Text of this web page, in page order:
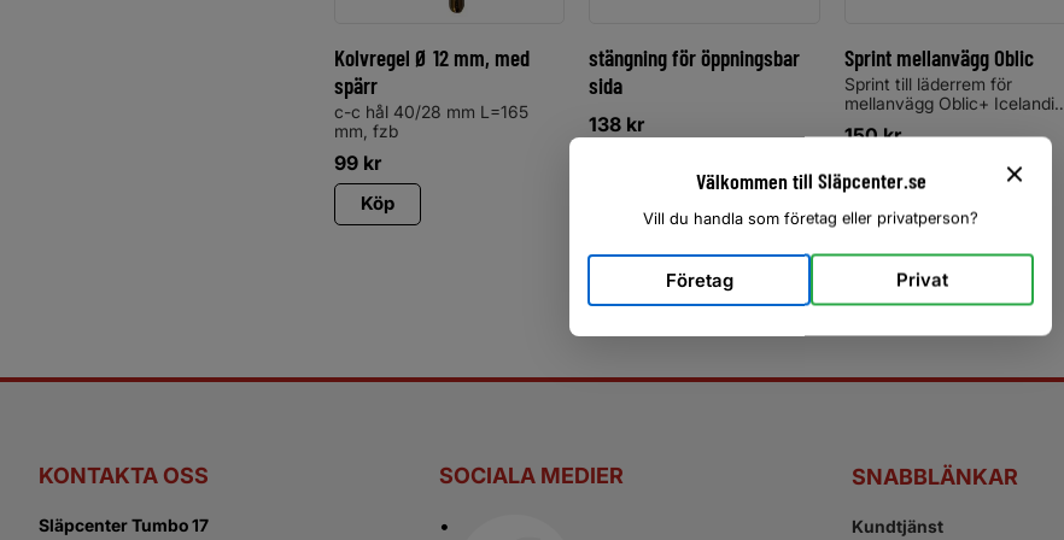
Kolvregel Ø 12 mm, med
spärr
c-c hål 40/28 mm L=165
mm, fzb
99 kr
Köp
stängning för öppningsbar
sida
138 kr
Sprint mellanvägg Oblic
Sprint till läderrem för
mellanvägg Oblic+ Icelandic
150kr
KONTAKTA OSS
Släpcenter Tumbo 17
SOCIALA MEDIER SNABBLÄNKAR
Kundtjänst
Välkommen till Släpcenter.se
Vill du handla som företag eller privatperson?
Företag Privat